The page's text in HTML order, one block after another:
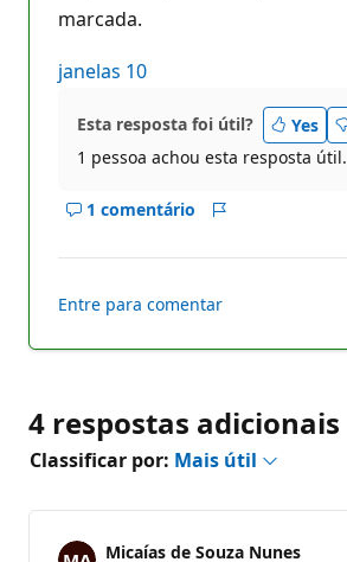
marcada.
janelas 10
Esta resposta foi útil? Yes
1 pessoa achou esta resposta útil.
1 comentário
Mostrar
Entre para comentar
4 respostas adicionais
Classificar por: Mais útil
Micaías de Souza Nunes